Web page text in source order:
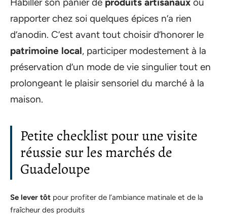
rapporter chez soi quelques épices n’a rien
d’anodin. C’est avant tout choisir d’honorer le
patrimoine local, participer modestement à la
préservation d’un mode de vie singulier tout en
prolongeant le plaisir sensoriel du marché à la
maison.
Petite checklist pour une visite
réussie sur les marchés de
Guadeloupe
Se lever tôt pour profiter de l’ambiance matinale et de la
fraîcheur des produits